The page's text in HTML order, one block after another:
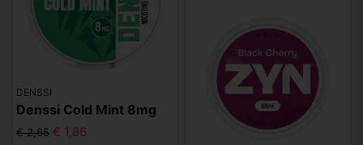
DENSSI
Denssi Cold Mint 8mg
€ 2,65 € 1,86